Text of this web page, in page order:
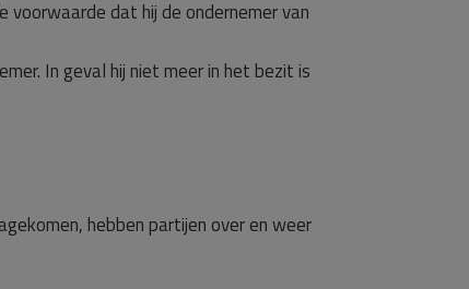
voorwaarde dat hij de ondernemer van
In geval hij niet meer in het bezit is
hebben partijen over en weer